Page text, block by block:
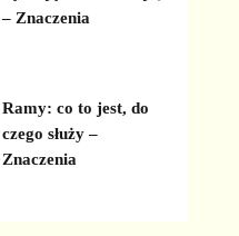
– Znaczenia
Ramy: co to jest, do
czego służy –
Znaczenia